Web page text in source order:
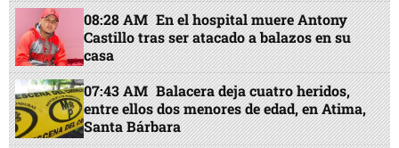
08:28 AM En el hospital muere Antony
Castillo tras ser atacado a balazos en su
casa
07:43 AM Balacera deja cuatro heridos,
entre ellos dos menores de edad, en Atima,
Santa Bárbara